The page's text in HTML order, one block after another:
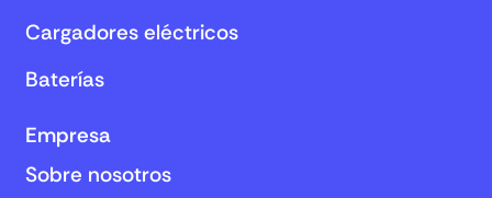
Cargadores eléctricos
Baterías
Empresa
Sobre nosotros